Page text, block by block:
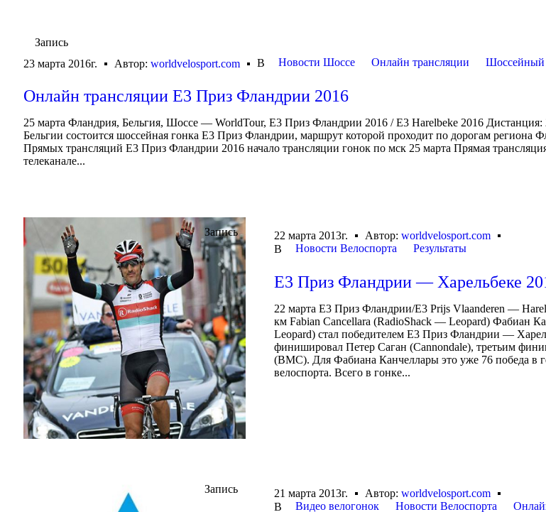
Запись
23 марта 2016г.
Автор:worldvelosport.com В Новости Шоссе Онлайн трансляции Шоссейный
Онлайн трансляции Е3 Приз Фландрии 2016
25 марта Фландрия, Бельгия, Шоссе — WorldTour, Е3 Приз Фландрии 2016 / E3 Harelbeke 2016 Дистанция:
Бельгии состоится шоссейная гонка Е3 Приз Фландрии, маршрут которой проходит по дорогам региона
Прямых трансляций Е3 Приз Фландрии 2016 начало трансляции гонок по мск 25 марта Прямая
телеканале...
Запись 22 марта 2013г. Автор:worldvelosport.com
В
Новости Велоспорта Результаты
Е3 Приз Фландрии — Харельбеке
22 марта Е3 Приз Фландрии/E3 Prijs Vlaanderen —
км Fabian Cancellara (RadioShack — Leopard) Фабиан
Leopard) стал победителем Е3 Приз Фландрии —
финишировал Петер Саган (Cannondale), третьим
(BMC). Для Фабиана Канчеллары это уже 76 победа в
велоспорта. Всего в гонке...
Запись 21 марта 2013г. Автор:worldvelosport.com
В
Видео велогонок Новости Велоспорта